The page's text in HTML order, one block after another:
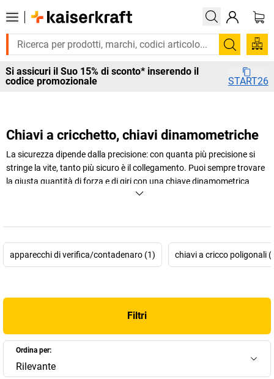
Cerca
Si assicuri il Suo 15% di sconto* inserendo il
codice promozionale
START26
Chiavi a cricchetto, chiavi dinamometriche
La sicurezza dipende dalla precisione: con quanta più precisione si
stringe la vite, tanto più sicuro è il collegamento. Puoi sempre trovare
la giusta quantità di forza e di giri con una chiave dinamometrica
apparecchi di verifica/contadenaro (1) chiavi a cricco poligonali
Filtri
Ordina per:
Rilevante